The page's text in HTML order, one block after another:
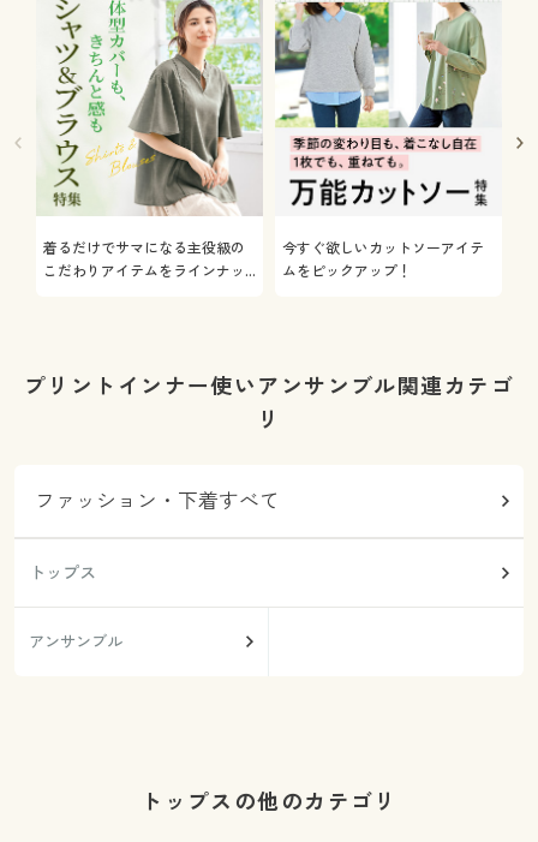
着るだけでサマになる主役級の
こだわりアイテムをラインナッ
今すぐ欲しいカットソーアイテ
ムをピックアップ！
プリントインナー使いアンサンブル関連カテゴ
リ
ファッション・下着すべて
トップス
アンサンブル
トップスの他のカテゴリ